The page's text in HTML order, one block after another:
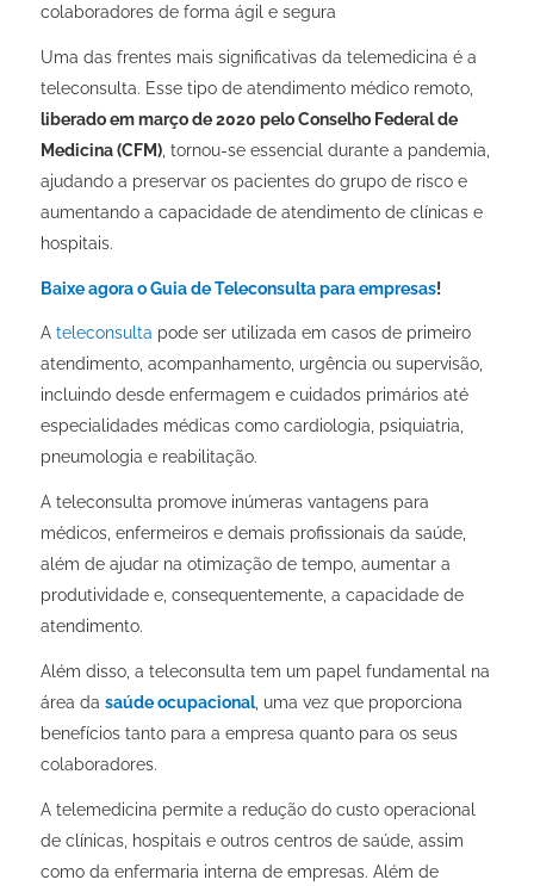
colaboradores de forma ágil e segura
Uma das frentes mais significativas da telemedicina é a
teleconsulta. Esse tipo de atendimento médico remoto,
liberado em março de 2020 pelo Conselho Federal de
Medicina (CFM), tornou-se essencial durante a pandemia,
ajudando a preservar os pacientes do grupo de risco e
aumentando a capacidade de atendimento de clínicas e
hospitais. ⠀
Baixe agora o Guia de Teleconsulta para empresas!
A teleconsulta pode ser utilizada em casos de primeiro
atendimento, acompanhamento, urgência ou supervisão,
incluindo desde enfermagem e cuidados primários até
especialidades médicas como cardiologia, psiquiatria,
pneumologia e reabilitação.
A teleconsulta promove inúmeras vantagens para
médicos, enfermeiros e demais profissionais da saúde,
além de ajudar na otimização de tempo, aumentar a
produtividade e, consequentemente, a capacidade de
atendimento.
Além disso, a teleconsulta tem um papel fundamental na
área da saúde ocupacional, uma vez que proporciona
benefícios tanto para a empresa quanto para os seus
colaboradores.⠀
A telemedicina permite a redução do custo operacional
de clínicas, hospitais e outros centros de saúde, assim
como da enfermaria interna de empresas. Além de